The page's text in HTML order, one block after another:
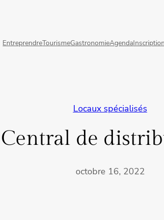
EntreprendreTourismeGastronomieAgenda
Locaux spécialisés
de
octobre 16, 2022